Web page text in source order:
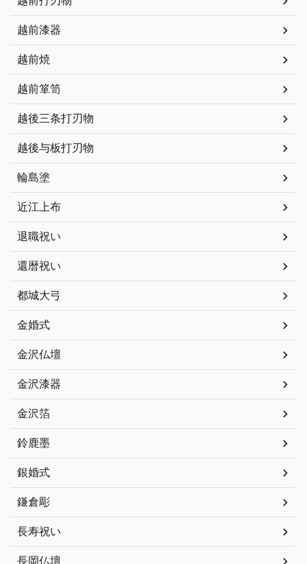
越前漆器
越前焼
越前箪笥
越後三条打刃物
越後与板打刃物
輪島塗
近江上布
退職祝い
還暦祝い
都城大弓
金婚式
金沢仏壇
金沢漆器
金沢箔
鈴鹿墨
銀婚式
鎌倉彫
長寿祝い
長岡仏壇